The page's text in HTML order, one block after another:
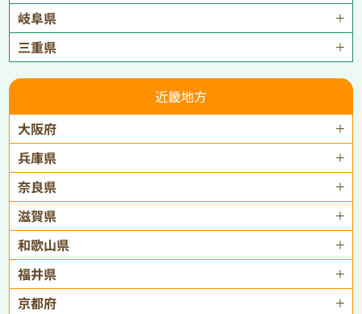
岐阜県
三重県
近畿地方
大阪府
兵庫県
奈良県
滋賀県
和歌山県
福井県
京都府